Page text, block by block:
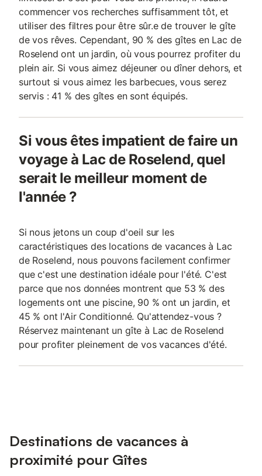
commencer vos recherches suffisamment tôt, et
utiliser des filtres pour être sûr.e de trouver le gîte
de vos rêves. Cependant, 90 % des gîtes en Lac de
Roselend ont un jardin, où vous pourrez profiter du
plein air. Si vous aimez déjeuner ou dîner dehors, et
surtout si vous aimez les barbecues, vous serez
servis : 41 % des gîtes en sont équipés.
Si vous êtes impatient de faire un
voyage à Lac de Roselend, quel
serait le meilleur moment de
l'année ?
Si nous jetons un coup d'oeil sur les
caractéristiques des locations de vacances à Lac
de Roselend, nous pouvons facilement confirmer
que c'est une destination idéale pour l'été. C'est
parce que nos données montrent que 53 % des
logements ont une piscine, 90 % ont un jardin, et
45 % ont l'Air Conditionné. Qu'attendez-vous ?
Réservez maintenant un gîte à Lac de Roselend
pour profiter pleinement de vos vacances d'été.
Destinations de vacances à
proximité pour Gîtes